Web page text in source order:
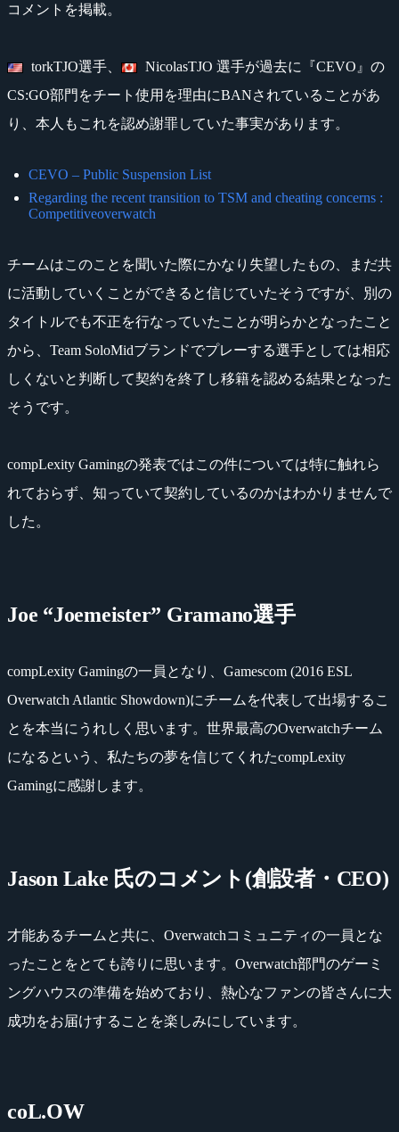
コメントを掲載。
torkTJO選手、
NicolasTJO 選手が過去に『CEVO』の
CS:GO部門をチート使用を理由にBANされていることがあ
り、本人もこれを認め謝罪していた事実があります。
CEVO – Public Suspension List
Regarding the recent transition to TSM and cheating concerns :
Competitiveoverwatch
チームはこのことを聞いた際にかなり失望したもの、まだ共
に活動していくことができると信じていたそうですが、別の
タイトルでも不正を行なっていたことが明らかとなったこと
から、Team SoloMidブランドでプレーする選手としては相応
しくないと判断して契約を終了し移籍を認める結果となった
そうです。
compLexity Gamingの発表ではこの件については特に触れら
れておらず、知っていて契約しているのかはわかりませんで
した。
Joe “Joemeister” Gramano選手
compLexity Gamingの一員となり、Gamescom (2016 ESL
Overwatch Atlantic Showdown)にチームを代表して出場するこ
とを本当にうれしく思います。世界最高のOverwatchチーム
になるという、私たちの夢を信じてくれたcompLexity
Gamingに感謝します。
Jason Lake 氏のコメント(創設者・CEO)
才能あるチームと共に、Overwatchコミュニティの一員とな
ったことをとても誇りに思います。Overwatch部門のゲーミ
ングハウスの準備を始めており、熱心なファンの皆さんに大
成功をお届けすることを楽しみにしています。
coL.OW